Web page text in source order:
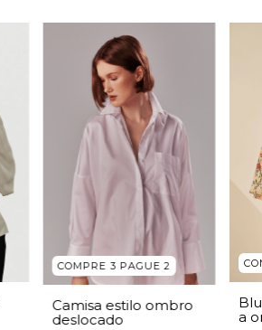
COMPRE 3 PAGUE 2
Camisa estilo ombro
deslocado
a